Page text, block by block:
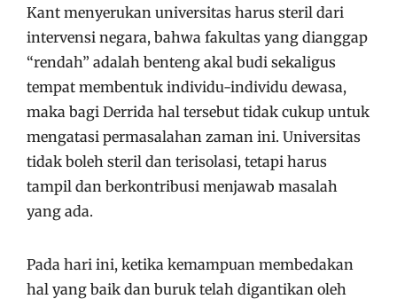
Kant menyerukan universitas harus steril dari
intervensi negara, bahwa fakultas yang dianggap
“rendah” adalah benteng akal budi sekaligus
tempat membentuk individu-individu dewasa,
maka bagi Derrida hal tersebut tidak cukup untuk
mengatasi permasalahan zaman ini. Universitas
tidak boleh steril dan terisolasi, tetapi harus
tampil dan berkontribusi menjawab masalah
yang ada.
Pada hari ini, ketika kemampuan membedakan
hal yang baik dan buruk telah digantikan oleh